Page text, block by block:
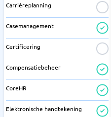
Carrièreplanning
Casemanagement
Certificering
Compensatiebeheer
CoreHR
Elektronische handtekening